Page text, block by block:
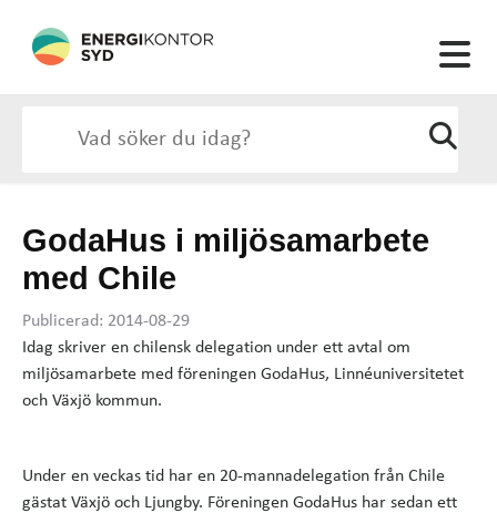
GodaHus i miljösamarbete
med Chile
Publicerad: 2014-08-29
Idag skriver en chilensk delegation under ett avtal om
miljösamarbete med föreningen GodaHus, Linnéuniversitetet
och Växjö kommun.
Under en veckas tid har en 20-mannadelegation från Chile
gästat Växjö och Ljungby. Föreningen GodaHus har sedan ett